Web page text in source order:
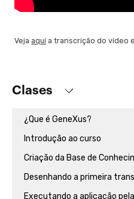
Veja aquía transcrição do vídeo
Clases
¿Que é GeneXus?
Introdução ao curso
Criação da Base de
Desenhando a primeira
Executando a aplicação